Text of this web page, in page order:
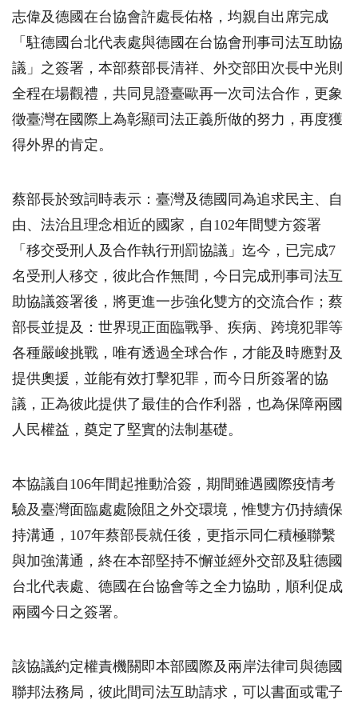
志偉及德國在台協會許處長佑格，均親自出席完成
「駐德國台北代表處與德國在台協會刑事司法互助協
議」之簽署，本部蔡部長清祥、外交部田次長中光則
全程在場觀禮，共同見證臺歐再一次司法合作，更象
徵臺灣在國際上為彰顯司法正義所做的努力，再度獲
得外界的肯定。
蔡部長於致詞時表示：臺灣及德國同為追求民主、自
由、法治且理念相近的國家，自 102年間雙方簽署
「移交受刑人及合作執行刑罰協議」迄今，已完成7
名受刑人移交，彼此合作無間，今日完成刑事司法互
助協議簽署後，將更進一步強化雙方的交流合作；蔡
部長並提及：世界現正面臨戰爭、疾病、跨境犯罪等
各種嚴峻挑戰，唯有透過全球合作，才能及時應對及
提供奧援，並能有效打擊犯罪，而今日所簽署的協
議，正為彼此提供了最佳的合作利器，也為保障兩國
人民權益，奠定了堅實的法制基礎。
本協議自106年間起推動洽簽，期間雖遇國際疫情考
驗及臺灣面臨處處險阻之外交環境，惟雙方仍持續保
持溝通， 107年蔡部長就任後，更指示同仁積極聯繫
與加強溝通，終在本部堅持不懈並經外交部及駐德國
台北代表處、德國在台協會等之全力協助，順利促成
兩國今日之簽署。
該協議約定權責機關即本部國際及兩岸法律司與德國
聯邦法務局，彼此間司法互助請求，可以書面或電子